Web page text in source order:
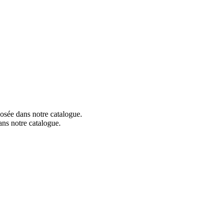
dans notre catalogue.
notre catalogue.